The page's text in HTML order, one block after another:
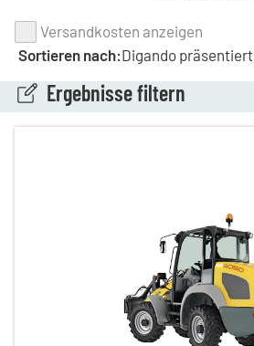
Ergebnisse filtern
Versandkosten anzeigen
Sortieren nach:Digando präsentiert